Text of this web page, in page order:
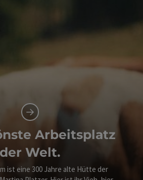
Arbeitsplatz
der Welt.
ist eine 300 Jahre alte Hütte der